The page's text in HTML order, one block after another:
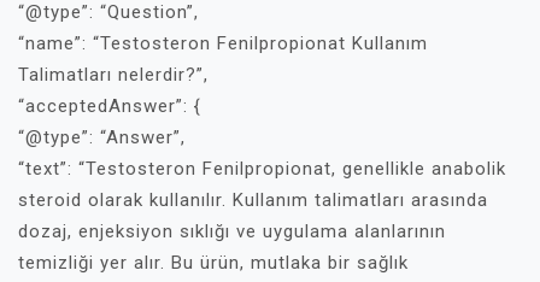
“@type”: “Question”,
“name”: “Testosteron Fenilpropionat Kullanım
Talimatları nelerdir?”,
“acceptedAnswer”: {
“@type”: “Answer”,
“text”: “Testosteron Fenilpropionat, genellikle anabolik
steroid olarak kullanılır. Kullanım talimatları arasında
dozaj, enjeksiyon sıklığı ve uygulama alanlarının
temizliği yer alır. Bu ürün, mutlaka bir sağlık